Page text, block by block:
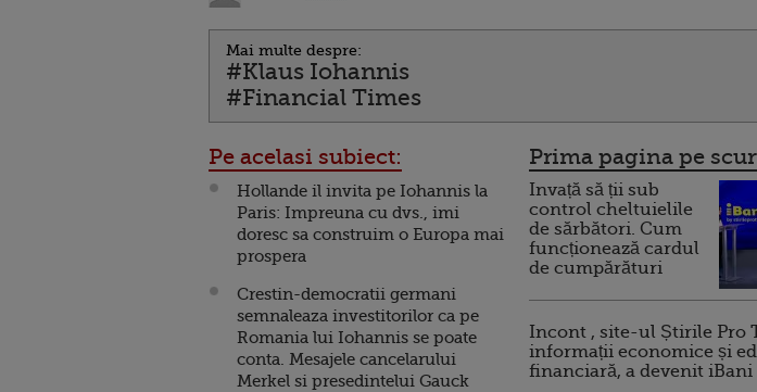
Mai multe despre:
#Klaus Iohannis
#Financial Times
Pe acelasi subiect:
Hollande il invita pe Iohannis la
Paris: Impreuna cu dvs., imi
doresc sa construim o Europa mai
prospera
Crestin-democratii germani
semnaleaza investitorilor ca pe
Romania lui Iohannis se poate
conta. Mesajele cancelarului
Merkel si presedintelui Gauck
Prima pagina pe
Invață să ții sub
control cheltuielile
de sărbători. Cum
funcționează cardul
de cumpărături
Incont , site-ul Știrile Pro
informații economice și
financiară, a devenit iBani